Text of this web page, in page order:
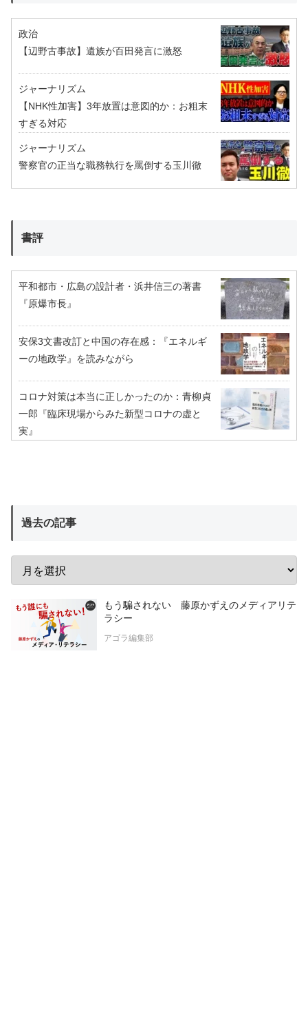
政治
【辺野古事故】遺族が百田発言に激怒
ジャーナリズム
【NHK性加害】3年放置は意図的か：お粗末
すぎる対応
ジャーナリズム
警察官の正当な職務執行を罵倒する玉川徹
書評
平和都市・広島の設計者・浜井信三の著書
『原爆市長』
安保3文書改訂と中国の存在感：『エネルギ
ーの地政学』を読みながら
コロナ対策は本当に正しかったのか：青柳貞
一郎『臨床現場からみた新型コロナの虚と
実』
過去の記事
もう騙されない 藤原かずえのメディアリテ
ラシー
アゴラ編集部